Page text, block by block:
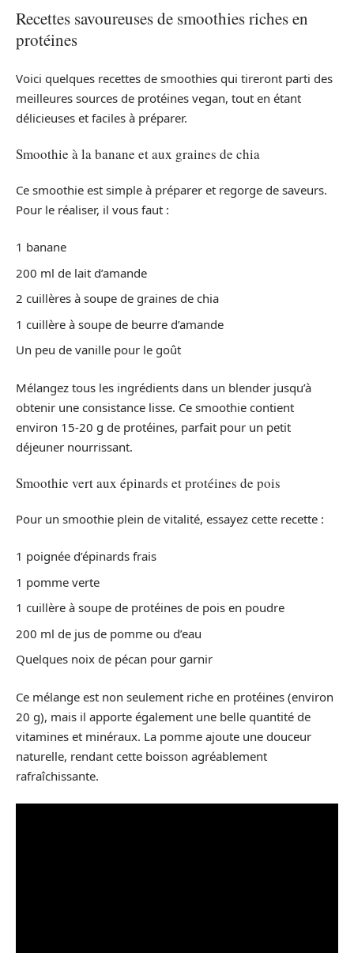
Recettes savoureuses de smoothies riches en
protéines
Voici quelques recettes de smoothies qui tireront parti des
meilleures sources de protéines vegan, tout en étant
délicieuses et faciles à préparer.
Smoothie à la banane et aux graines de chia
Ce smoothie est simple à préparer et regorge de saveurs.
Pour le réaliser, il vous faut :
1 banane
200 ml de lait d’amande
2 cuillères à soupe de graines de chia
1 cuillère à soupe de beurre d’amande
Un peu de vanille pour le goût
Mélangez tous les ingrédients dans un blender jusqu’à
obtenir une consistance lisse. Ce smoothie contient
environ 15-20 g de protéines, parfait pour un petit
déjeuner nourrissant.
Smoothie vert aux épinards et protéines de pois
Pour un smoothie plein de vitalité, essayez cette recette :
1 poignée d’épinards frais
1 pomme verte
1 cuillère à soupe de protéines de pois en poudre
200 ml de jus de pomme ou d’eau
Quelques noix de pécan pour garnir
Ce mélange est non seulement riche en protéines (environ
20 g), mais il apporte également une belle quantité de
vitamines et minéraux. La pomme ajoute une douceur
naturelle, rendant cette boisson agréablement
rafraîchissante.